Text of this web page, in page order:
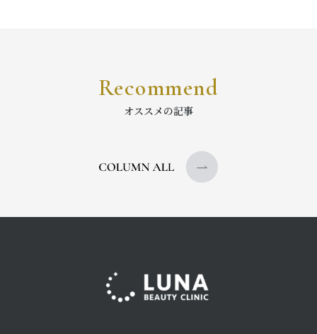
Recommend
オススメの記事